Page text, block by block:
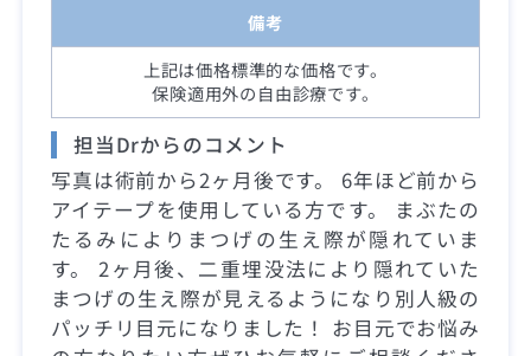
備考
上記は価格標準的な価格です。
保険適用外の自由診療です。
担当Drからのコメント
写真は術前から2ヶ月後です。 6年ほど前から
アイテープを使用している方です。 まぶたの
たるみによりまつげの生え際が隠れていま
す。 2ヶ月後、二重埋没法により隠れていた
まつげの生え際が見えるようになり別人級の
パッチリ目元になりました！ お目元でお悩み